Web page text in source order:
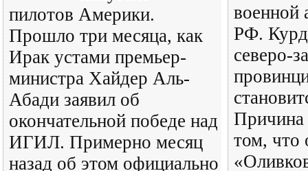
пилотов Америки.
Прошло три месяца, как
Ирак устами премьер-
министра Хайдер Аль-
Абади заявил об
окончательной победе над
ИГИЛ. Примерно месяц
назад об этом официально
военной
РФ.
северо-
Причина
том, что